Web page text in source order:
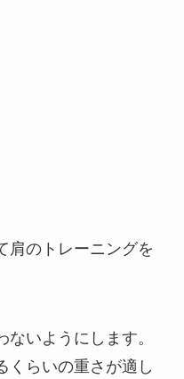
肩のトレーニングを
いようにします。
くらいの重さが適し